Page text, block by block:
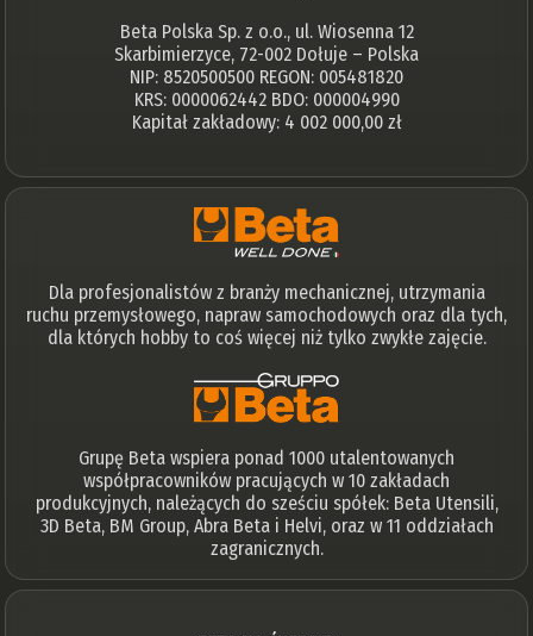
Beta Polska Sp. z o.o., ul. Wiosenna 12
Skarbimierzyce, 72-002 Dołuje – Polska
NIP: 8520500500 REGON: 005481820
KRS: 0000062442 BDO: 000004990
Kapitał zakładowy: 4 002 000,00 zł
Dla profesjonalistów z branży mechanicznej, utrzymania
ruchu przemysłowego, napraw samochodowych oraz dla tych,
dla których hobby to coś więcej niż tylko zwykłe zajęcie.
Grupę Beta wspiera ponad 1000 utalentowanych
współpracowników pracujących w 10 zakładach
produkcyjnych, należących do sześciu spółek: Beta Utensili,
3D Beta, BM Group, Abra Beta i Helvi, oraz w 11 oddziałach
zagranicznych.